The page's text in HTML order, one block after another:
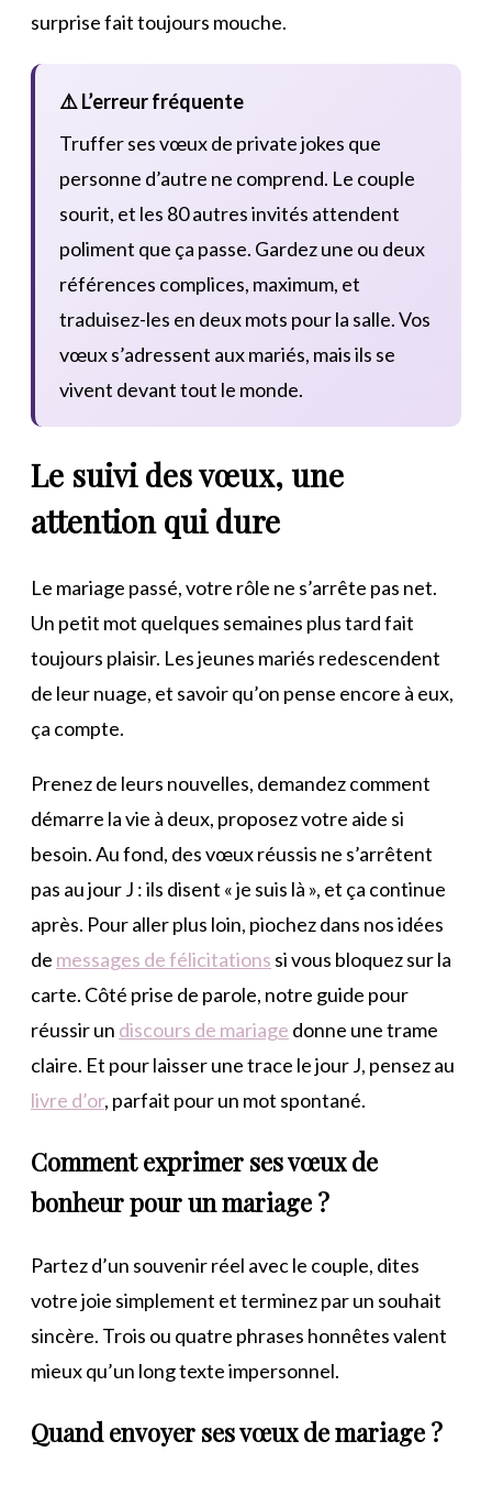
surprise fait toujours mouche.
⚠️ L’erreur fréquente
Truffer ses vœux de private jokes que
personne d’autre ne comprend. Le couple
sourit, et les 80 autres invités attendent
poliment que ça passe. Gardez une ou deux
références complices, maximum, et
traduisez-les en deux mots pour la salle. Vos
vœux s’adressent aux mariés, mais ils se
vivent devant tout le monde.
Le suivi des vœux, une
attention qui dure
Le mariage passé, votre rôle ne s’arrête pas net.
Un petit mot quelques semaines plus tard fait
toujours plaisir. Les jeunes mariés redescendent
de leur nuage, et savoir qu’on pense encore à eux,
ça compte.
Prenez de leurs nouvelles, demandez comment
démarre la vie à deux, proposez votre aide si
besoin. Au fond, des vœux réussis ne s’arrêtent
pas au jour J : ils disent « je suis là », et ça continue
après. Pour aller plus loin, piochez dans nos idées
de messages de félicitations si vous bloquez sur la
carte. Côté prise de parole, notre guide pour
réussir un discours de mariage donne une trame
claire. Et pour laisser une trace le jour J, pensez au
livre d’or, parfait pour un mot spontané.
Comment exprimer ses vœux de
bonheur pour un mariage ?
Partez d’un souvenir réel avec le couple, dites
votre joie simplement et terminez par un souhait
sincère. Trois ou quatre phrases honnêtes valent
mieux qu’un long texte impersonnel.
Quand envoyer ses vœux de mariage ?